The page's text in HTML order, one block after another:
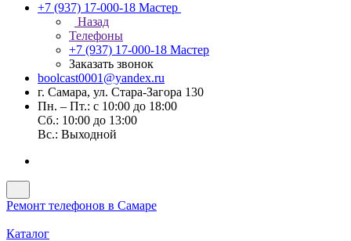
+7 (937) 17-000-18 Мастер
Назад
Телефоны
+7 (937) 17-000-18 Мастер
Заказать звонок
boolcast0001@yandex.ru
г. Самара, ул. Стара-Загора 130
Пн. – Пт.: с 10:00 до 18:00
Сб.: 10:00 до 13:00
Вс.: Выходной
Ремонт телефонов в Самаре
Каталог